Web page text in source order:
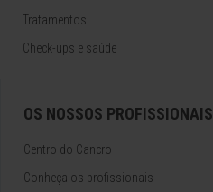
Tratamentos
Check-ups e saúde
OS NOSSOS PROFISSIONAIS
Centro do Cancro
Conheça os profissionais